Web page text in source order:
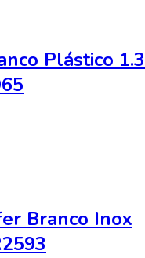
Plástico 1.3
Branco Inox